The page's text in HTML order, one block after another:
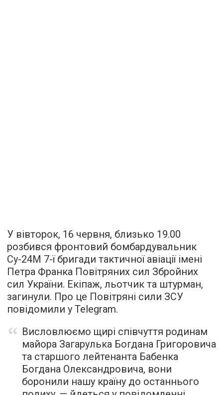
У вівторок, 16 червня, близько 19.00
розбився фронтовий бомбардувальник
Су-24М 7-ї бригади тактичної авіації імені
Петра Франка Повітряних сил Збройних
сил України. Екіпаж, льотчик та штурман,
загинули. Про це Повітряні сили ЗСУ
повідомили у Telegram.
Висловлюємо щирі співчуття родинам
майора Загарулька Богдана Григоровича
та старшого лейтенанта Бабенка
Богдана Олександровича, вони
боронили нашу країну до останнього